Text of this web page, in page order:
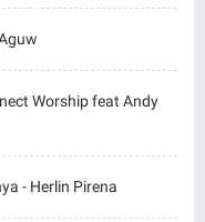
Worship feat Andy
- Herlin Pirena